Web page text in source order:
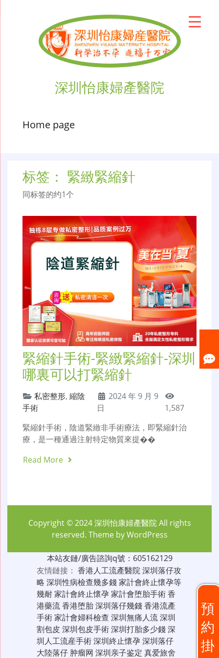
深圳怡康婦產醫院
Home page
标签： 緊緻緊縮針
同标签的约1个
​緊縮針手術-緊緻緊縮針-深圳
哪裏可以打緊縮針
私密整形, 縮陰
手術
2024 年 9 月 9
日
1,587
​緊縮針手術，陰道緊緻非手術療法，即緊縮針治
療，是一種通過注射特定物質來提��
Read More
預
約
掛
Copyright © 2024深圳怡康婦產醫院All rights
reserved. Theme byWordPress
本站友鏈/廣告諮詢q號：605162129
友情鏈接： 香港人工流產醫院深圳落仔攻
略 深圳性病檢查幾多錢家計會終止懷孕等
幾耐家計會終止懷孕家計會堕胎手術香
港藥流香港堕胎深圳落仔幾錢香港流產
手術家計會婦科檢查 深圳無痛人流深圳
割包皮 深圳包皮手術深圳打胎多少錢深
圳人工流産手術深圳終止懷孕深圳落仔
大陸落仔 肿瘤网 深圳亲子鉴定 真爱旅舍